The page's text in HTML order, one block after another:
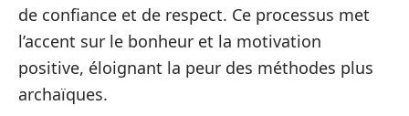
de confiance et de respect. Ce processus met
l’accent sur le bonheur et la motivation
positive, éloignant la peur des méthodes plus
archaïques.